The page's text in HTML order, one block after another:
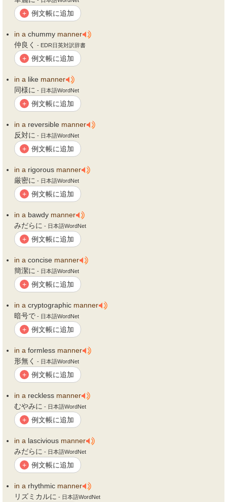
+ 例文帳に追加
in a chummy manner
仲良く
- EDR日英対訳辞書
+ 例文帳に追加
in a like manner
同様に - 日本語WordNet
+ 例文帳に追加
in a reversible manner
反対に - 日本語WordNet
+ 例文帳に追加
in a rigorous manner
厳密に - 日本語WordNet
+ 例文帳に追加
in a bawdy manner
みだらに - 日本語WordNet
+ 例文帳に追加
in a concise manner
簡潔に - 日本語WordNet
+ 例文帳に追加
in a cryptographic manner
暗号で - 日本語WordNet
+ 例文帳に追加
in a formless manner
形無く
- 日本語WordNet
+ 例文帳に追加
in a reckless manner
むやみに - 日本語WordNet
+ 例文帳に追加
in a lascivious manner
みだらに - 日本語WordNet
+ 例文帳に追加
in a rhythmic manner
リズミカルに - 日本語WordNet